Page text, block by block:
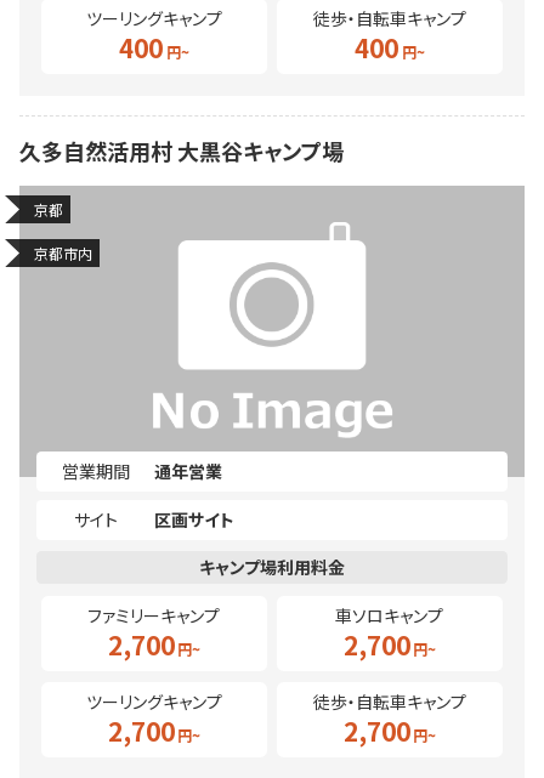
ツーリングキャンプ
400
徒歩・自転車キャンプ
400
久多自然活用村 大黒谷キャンプ場
京都
京都市内
営業期間
通年営業
サイト
区画サイト
ファミリーキャンプ
2,700
車ソロキャンプ
2,700
ツーリングキャンプ
2,700
徒歩・自転車キャンプ
2,700